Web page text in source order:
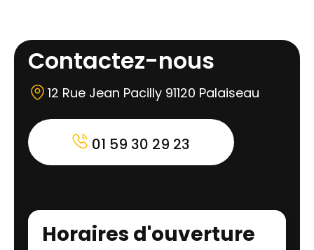
Contactez-nous
12 Rue Jean Pacilly 91120 Palaiseau
01 59 30 29 23
Horaires d'ouverture